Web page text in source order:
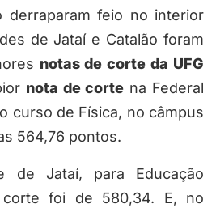
derraparam feio no interior
de Jataí e Catalão foram
notas de corte da UFG
nota de corte na Federal
curso de Física, no câmpus
564,76 pontos.
de Jataí, para Educação
foi de 580,34. E, no